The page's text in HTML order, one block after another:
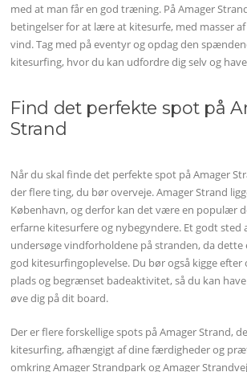
med at man får en god træning. På Amager
betingelser for at lære at kitesurfe, med masser
vind. Tag med på eventyr og opdag den
kitesurfing, hvor du kan udfordre dig selv og
Find det perfekte spot på
Strand
Når du skal finde det perfekte spot på Amager
der flere ting, du bør overveje. Amager Strand
København, og derfor kan det være en populær
erfarne kitesurfere og nybegyndere. Et godt sted
undersøge vindforholdene på stranden, da dette
god kitesurfingoplevelse. Du bør også kigge
plads og begrænset badeaktivitet, så du kan
øve dig på dit board.
Der er flere forskellige spots på Amager Strand,
kitesurfing, afhængigt af dine færdigheder og
omkring Amager Strandpark og Amager